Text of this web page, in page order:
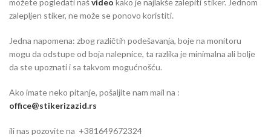
možete pogledati našvideo kako je najlakše zalepiti stiker. Jednom
zalepljen stiker, ne može se ponovo koristiti.
Jedna napomena: zbog različtih podešavanja, boje na monitoru
mogu da odstupe od boja nalepnice, ta razlika je minimalna ali bolje
da ste upoznati i sa takvom mogućnošću.
Ako imate neko pitanje, pošaljite nam mail na :
office@stikerizazid.rs
ili nas pozovite na +381649672324